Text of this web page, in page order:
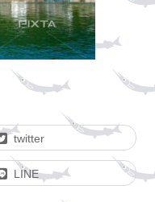
twitter
LINE